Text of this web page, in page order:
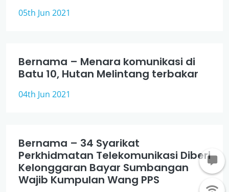
05th Jun 2021
Bernama – Menara komunikasi di
Batu 10, Hutan Melintang terbakar
04th Jun 2021
Bernama – 34 Syarikat
Perkhidmatan Telekomunikasi Diberi
Kelonggaran Bayar Sumbangan
Wajib Kumpulan Wang PPS